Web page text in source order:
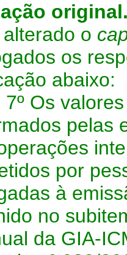
o
os
abaixo:
7º Os
pelas
por
à
no
da GIA-